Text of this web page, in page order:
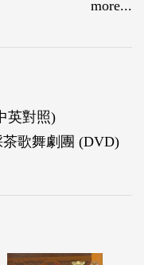
結合了四季特展中
，希望透過此書將
more...
英對照)
歌舞劇團 (DVD)